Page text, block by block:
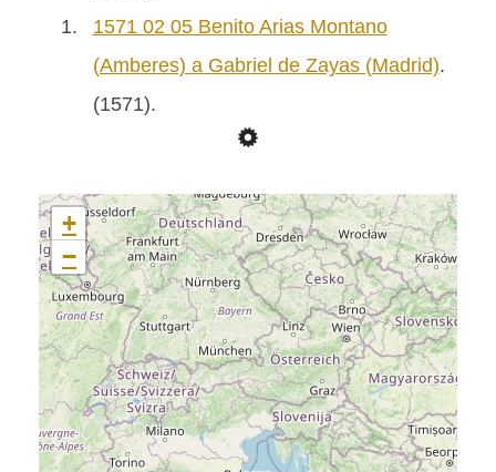
1.
1571 02 05 Benito Arias Montano
(Amberes) a Gabriel de Zayas (Madrid).
(1571).
+
−